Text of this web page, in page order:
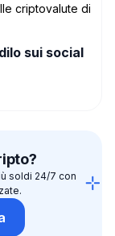
criptovalute di
sui social
soldi 24/7 con